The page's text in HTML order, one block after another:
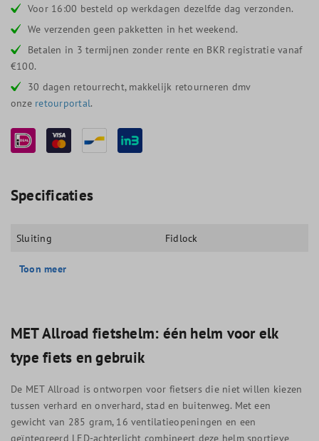
Voor 16:00 besteld op werkdagen dezelfde dag verzonden.
We verzenden geen pakketten in het weekend.
Betalen in 3 termijnen zonder rente en BKR registratie vanaf
€100.
30 dagen retourrecht, makkelijk retourneren dmv
onze retourportal.
Specificaties
Sluiting Fidlock
Toon meer
MET Allroad fietshelm: één helm voor elk
type fiets en gebruik
De MET Allroad is ontworpen voor fietsers die niet willen kiezen
tussen verhard en onverhard, stad en buitenweg. Met een
gewicht van 285 gram, 16 ventilatieopeningen en een
geïntegreerd LED-achterlicht combineert deze helm sportieve